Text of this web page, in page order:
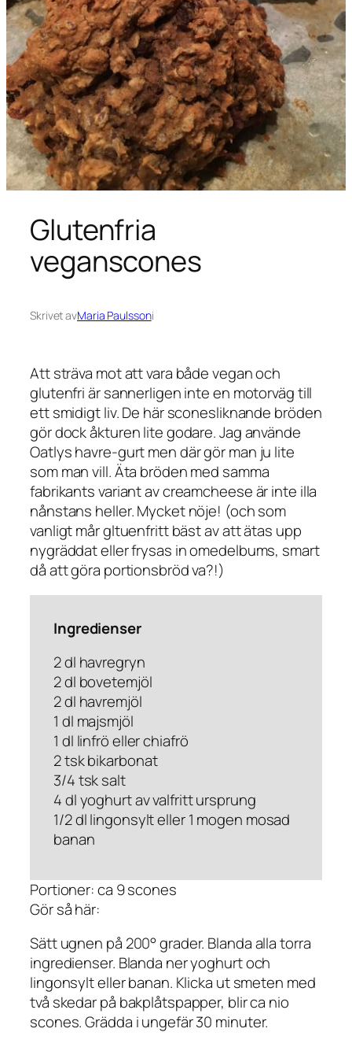
Glutenfria
veganscones
Skrivet avMaria Paulssoni
Att sträva mot att vara både vegan och
glutenfri är sannerligen inte en motorväg till
ett smidigt liv. De här sconesliknande bröden
gör dock åkturen lite godare. Jag använde
Oatlys havre-gurt men där gör man ju lite
som man vill. Äta bröden med samma
fabrikants variant av creamcheese är inte illa
nånstans heller. Mycket nöje! (och som
vanligt mår gltuenfritt bäst av att ätas upp
nygräddat eller frysas in omedelbums, smart
då att göra portionsbröd va?!)
Ingredienser
2 dl havregryn
2 dl bovetemjöl
2 dl havremjöl
1 dl majsmjöl
1 dl linfrö eller chiafrö
2 tsk bikarbonat
3/4 tsk salt
4 dl yoghurt av valfritt ursprung
1/2 dl lingonsylt eller 1 mogen mosad
banan
Portioner: ca 9 scones
Gör så här:
Sätt ugnen på 200° grader. Blanda alla torra
ingredienser. Blanda ner yoghurt och
lingonsylt eller banan. Klicka ut smeten med
två skedar på bakplåtspapper, blir ca nio
scones. Grädda i ungefär 30 minuter.